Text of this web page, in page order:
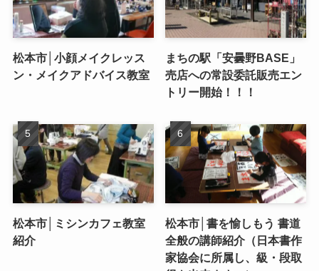
松本市│小顔メイクレッス
ン・メイクアドバイス教室
まちの駅「安曇野BASE」
売店への常設委託販売エン
トリー開始！！！
松本市│ミシンカフェ教室
紹介
松本市│書を愉しもう 書道
全般の講師紹介（日本書作
家協会に所属し、級・段取